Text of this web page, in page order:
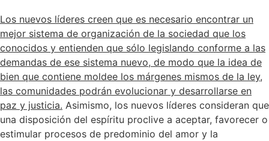
Los nuevos líderes creen que es necesario encontrar un
mejor sistema de organización de la sociedad que los
conocidos y entienden que sólo legislando conforme a las
demandas de ese sistema nuevo, de modo que la idea de
bien que contiene moldee los márgenes mismos de la ley,
las comunidades podrán evolucionar y desarrollarse en
paz y justicia. Asimismo, los nuevos líderes consideran que
una disposición del espíritu proclive a aceptar, favorecer o
estimular procesos de predominio del amor y la